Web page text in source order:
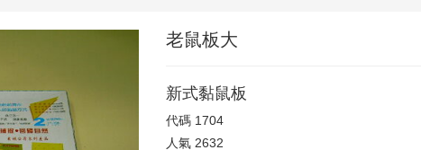
老鼠板大
新式黏鼠板
代碼 1704
人氣 2632